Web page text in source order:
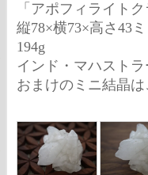
「アポフィライト
縦78×横73×高さ43
194g
インド・マハスト
おまけのミニ結晶